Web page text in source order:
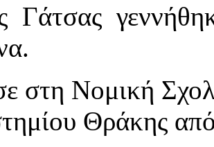
Γάτσας
στη Νομική
Θράκης